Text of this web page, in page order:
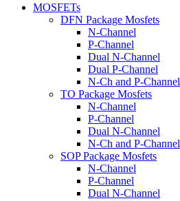
MOSFETs
DFN Package Mosfets
N-Channel
P-Channel
Dual N-Channel
Dual P-Channel
N-Ch and P-Channel
TO Package Mosfets
N-Channel
P-Channel
Dual N-Channel
N-Ch and P-Channel
SOP Package Mosfets
N-Channel
P-Channel
Dual N-Channel